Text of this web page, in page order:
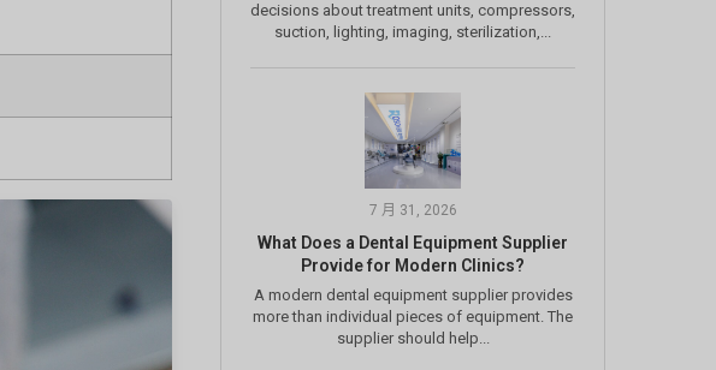
decisions about treatment units, compressors,
suction, lighting, imaging, sterilization,...
7 月 31, 2026
What Does a Dental Equipment Supplier
Provide for Modern Clinics?
A modern dental equipment supplier provides
more than individual pieces of equipment. The
supplier should help...